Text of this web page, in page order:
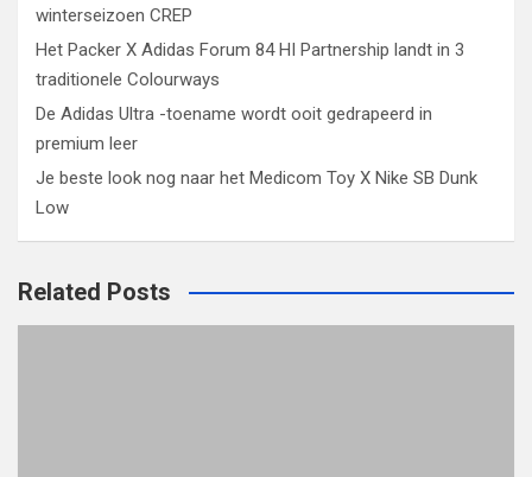
winterseizoen CREP
Het Packer X Adidas Forum 84 HI Partnership landt in 3
traditionele Colourways
De Adidas Ultra -toename wordt ooit gedrapeerd in
premium leer
Je beste look nog naar het Medicom Toy X Nike SB Dunk
Low
Related Posts